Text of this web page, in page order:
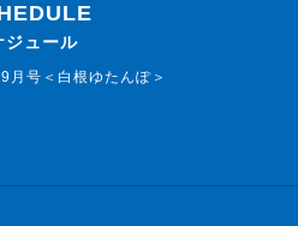
ジュール
月号＜白根ゆたんぽ＞